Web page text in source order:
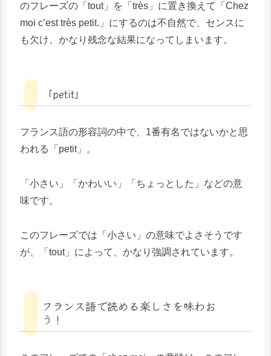
のフレーズの「tout」を「très」に置き換えて「Chez
moi c’est très petit.」にするのは不自然で、センスに
も欠け、かなり残念な結果になってしまいます。
「petit」
フランス語の形容詞の中で、1番有名ではないかと思
われる「petit」。
「小さい」「かわいい」「ちょっとした」などの意
味です。
このフレーズでは「小さい」の意味でよさそうです
が、「tout」によって、かなり強調されています。
フランス語で読める楽しさを味わお
う！